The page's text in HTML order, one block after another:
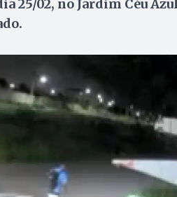
25/02, no Jardim Céu